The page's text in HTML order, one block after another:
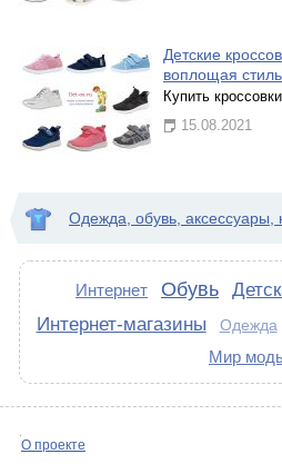
Детские
воплощая
Купить
15.08.2021
Одежда, обувь, аксессуары,
Интернет Обувь
Интернет-магазины Одежда
Мир
О проекте